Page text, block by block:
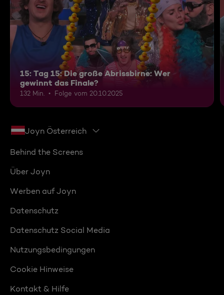
15: Tag 15: Die große Abrissbirne: Wer
gewinnt das Finale?
132 Min. Folge vom 20.10.2025
Joyn Österreich
Behind the Screens
Über Joyn
Werben auf Joyn
Datenschutz
Datenschutz Social Media
Nutzungsbedingungen
Cookie Hinweise
Kontakt & Hilfe